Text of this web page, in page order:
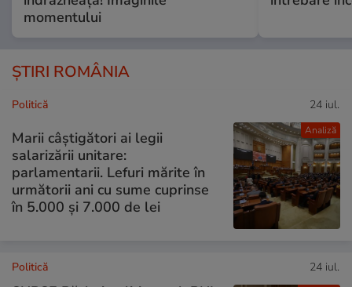
momentului
ȘTIRI ROMÂNIA
Analiză
Politică 24 iul.
Marii câștigători ai legii
salarizării unitare:
parlamentarii. Lefuri mărite în
următorii ani cu sume cuprinse
în 5.000 și 7.000 de lei
Politică 24 iul.